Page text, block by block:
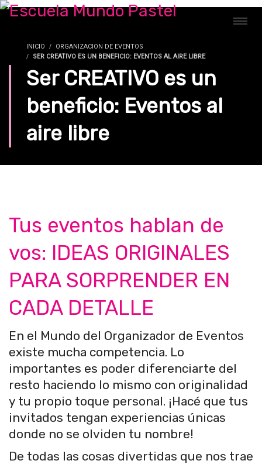
INICIO
ORGANIZACION DE EVENTOS
SER CREATIVO ES UN BENEFICIO: EVENTOS AL AIRE LIBRE
Ser CREATIVO es un
beneficio: Eventos al
aire libre
Tus eventos hablan de
vos: IDEAS ORIGINALES
PARA SORPRENDER EN
CADA DETALLE
En el Mundo del Organizador de Eventos
existe mucha competencia. Lo
importantes es poder diferenciarte del
resto haciendo lo mismo con originalidad
y tu propio toque personal. ¡Hacé que tus
invitados tengan experiencias únicas
donde no se olviden tu nombre!
De todas las cosas divertidas que nos trae